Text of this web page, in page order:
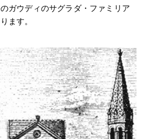
ガウディのサグラダ・ファミリア
ます。